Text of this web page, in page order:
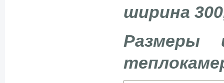
ширина
Размеры